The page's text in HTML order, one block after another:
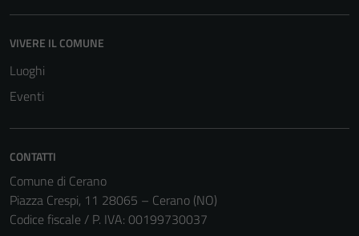
VIVERE IL COMUNE
Luoghi
Eventi
CONTATTI
Comune di Cerano
Piazza Crespi, 11 28065 – Cerano (NO)
Codice fiscale / P. IVA: 00199730037